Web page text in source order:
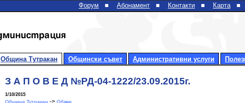
Форум ■ Абонамент ■ Контакти ■ Карта ■
Община Тутракан Общински съвет Административни услуги
З А П О В Е Д №РД-04-1222/23.09.2015г.
1/10/2015
Община Тутракан -> Обяви